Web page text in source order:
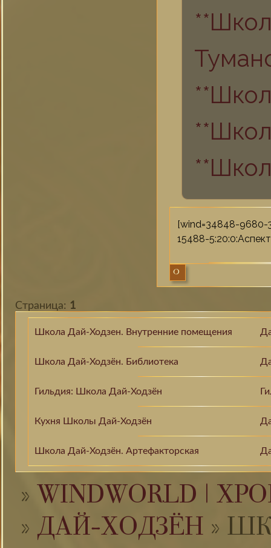
[wind=34848-9680-
15488-
0
Страница: 1
Школа Дай-Ходзен. Внутренние помещения
Школа Дай-Ходзён. Библиотека
Гильдия: Школа Дай-Ходзён
Кухня Школы Дай-Ходзён
Школа Дай-Ходзён. Артефакторская
» WINDWORLD |
» ДАЙ-ХОДЗЁН »